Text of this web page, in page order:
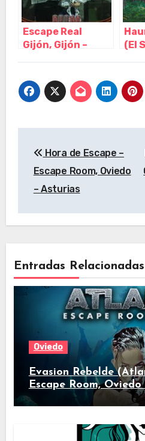
Escape Real
Gijón, Gijón –
(El
de
entradas
Hora de Escape –
Escape Room, Oviedo
– Asturias
Entradas Relacionadas
Oviedo
Evasion Rebelde
Escape Room,